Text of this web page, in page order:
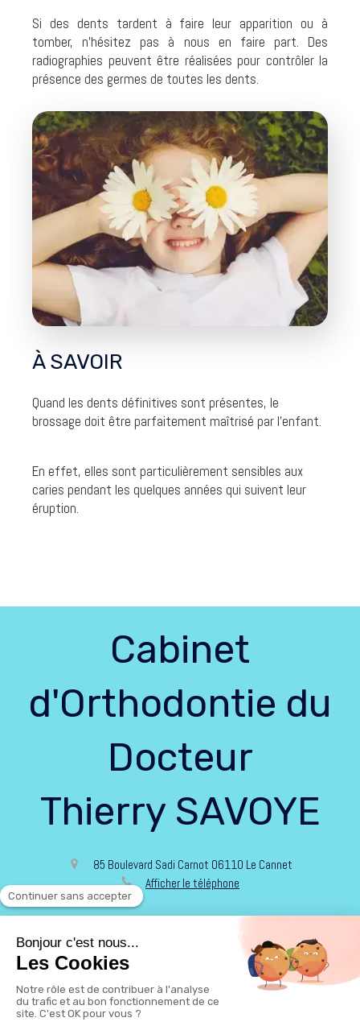
Si des dents tardent à faire leur apparition ou à
tomber, n’hésitez pas à nous en faire part. Des
radiographies peuvent être réalisées pour contrôler la
présence des germes de toutes les dents.
À SAVOIR
Quand les dents définitives sont présentes, le
brossage doit être parfaitement maîtrisé par l’enfant.
En effet, elles sont particulièrement sensibles aux
caries pendant les quelques années qui suivent leur
éruption.
Cabinet
d'Orthodontie du
Docteur
Thierry SAVOYE
85 Boulevard Sadi Carnot 06110 Le Cannet
Afficher le téléphone
Conditions Générales Utilisation
Rechercher